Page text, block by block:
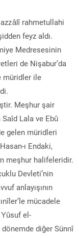
rahmetullahi
feyz aldı.
Medresesinin
de Nişabur’da
müridler ile
Meşhur şair
Saîd Lala ve Ebû
gelen müridleri
ı Endaki,
meşhur halifeleridir.
Devleti’nin
anlayışının
mücadele
el-
dönemde diğer Sünnî